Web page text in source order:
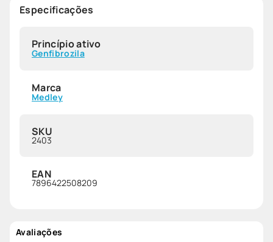
Especificações
Princípio ativo
Genfibrozila
Marca
Medley
SKU
2403
EAN
7896422508209
Avaliações